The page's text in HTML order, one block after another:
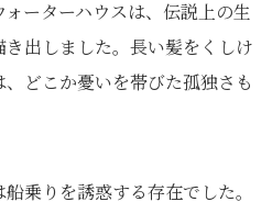
ーターハウスは、伝説上の生
出しました。長い髪をくしけ
どこか憂いを帯びた孤独さも
乗りを誘惑する存在でした。